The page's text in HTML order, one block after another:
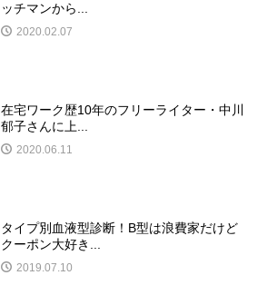
ッチマンから...
2020.02.07
在宅ワーク歴10年のフリーライター・中川
郁子さんに上...
2020.06.11
タイプ別血液型診断！B型は浪費家だけど
クーポン大好き...
2019.07.10